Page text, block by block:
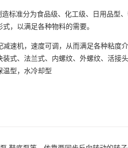
标准分为食品级、化工级、日用品型
，以满足各种物料的需要。
速机，速度可调，从而满足各种粘度
式、法兰式、内螺纹、外螺纹、活接头
型，水冷却型